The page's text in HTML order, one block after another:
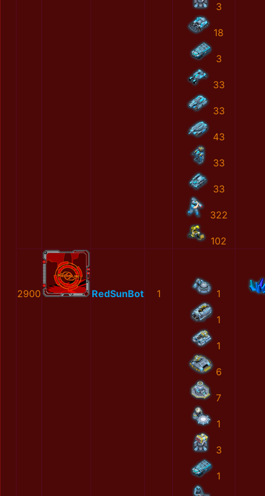
3
18
3
33
33
43
33
33
322
102
2900 RedSunBot 1 1
1
1
6
7
1
3
1